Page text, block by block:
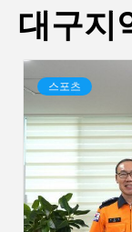
대구지
스포츠